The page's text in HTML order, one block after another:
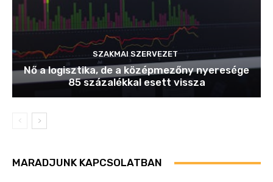
SZAKMAI SZERVEZET
Nő a logisztika, de a középmezőny nyeresége
85 százalékkal esett vissza
MARADJUNK KAPCSOLATBAN